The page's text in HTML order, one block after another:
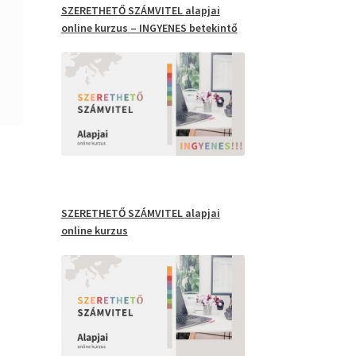
SZERETHETŐ SZÁMVITEL alapjai
online kurzus – INGYENES betekintő
SZERETHETŐ SZÁMVITEL alapjai
online kurzus